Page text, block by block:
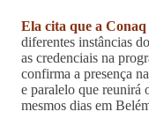
Ela cita que a
diferentes instâncias
as credenciais na
confirma a presença
e paralelo que reunirá
mesmos dias em